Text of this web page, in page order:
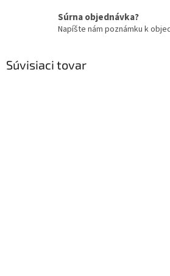
Súrna objednávka?
Napíšte nám poznámku k
Súvisiaci tovar